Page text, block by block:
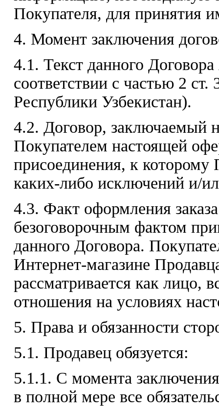
Покупателя, для принятия
4. Момент заключения
4.1. Текст данного
соответствии с частью 2 ст.
Республики Узбекистан).
4.2. Договор, заключаемый
Покупателем настоящей
присоединения, к которому
каких-либо исключений и/
4.3. Факт оформления
безоговорочным фактом
данного Договора.
Интернет-магазине
рассматривается как лицо,
отношения на условиях
5. Права и обязанности
5.1. Продавец обязуется:
5.1.1. С момента
в полной мере все